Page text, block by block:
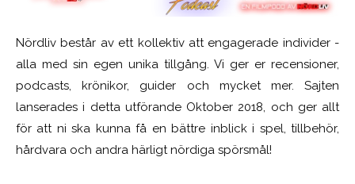
Nördliv består av ett kollektiv att engagerade individer -
alla med sin egen unika tillgång. Vi ger er recensioner,
podcasts, krönikor, guider och mycket mer. Sajten
lanserades i detta utförande Oktober 2018, och ger allt
för att ni ska kunna få en bättre inblick i spel, tillbehör,
hårdvara och andra härligt nördiga spörsmål!